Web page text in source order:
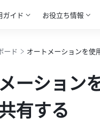
ガイド お役立ち情報
ード オートメーションを使
ーション
有する